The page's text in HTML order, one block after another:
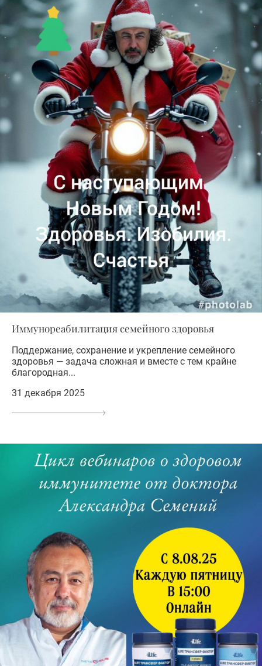
Иммунореабилитация семейного здоровья
Поддержание, сохранение и укрепление семейного
здоровья — задача сложная и вместе с тем крайне
благородная...
31 декабря 2025